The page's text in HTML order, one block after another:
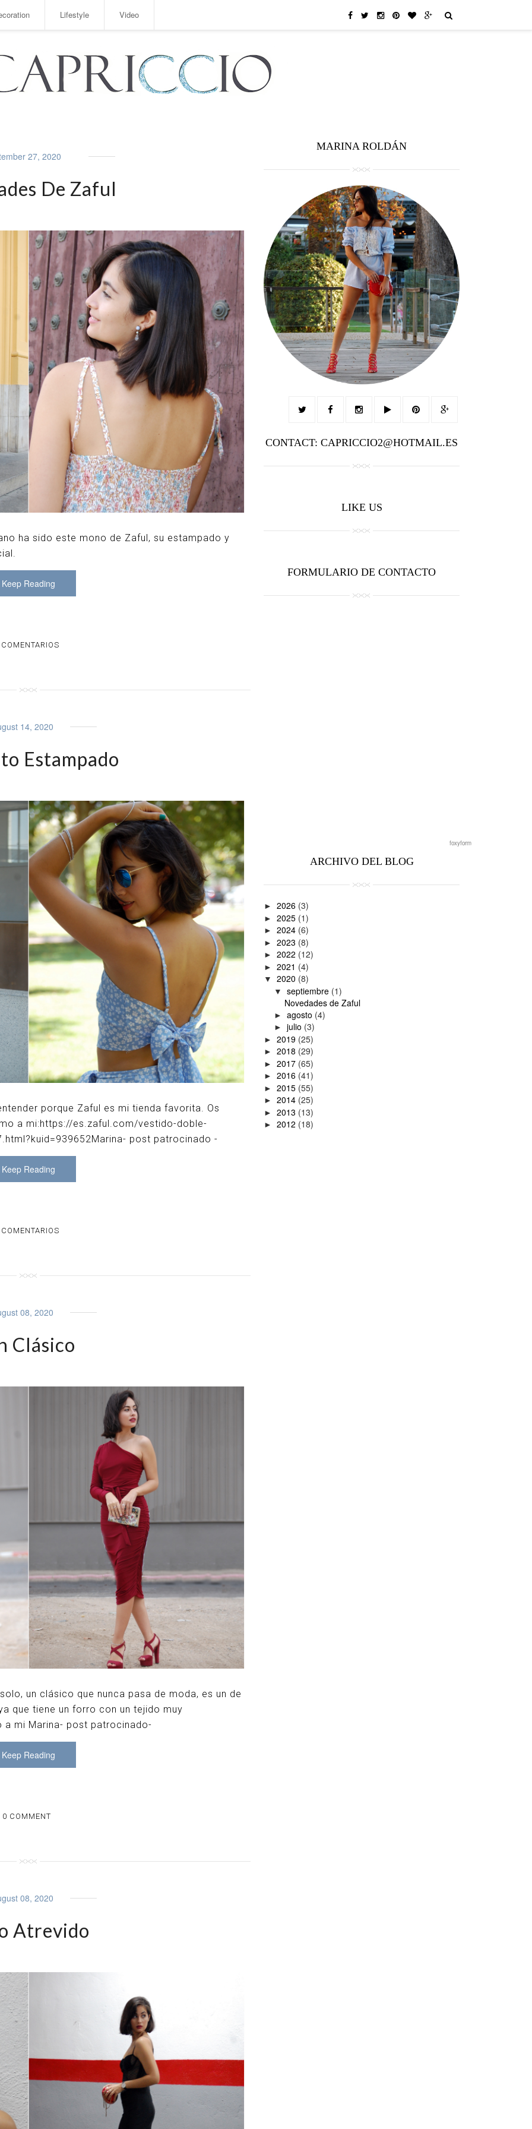
Lifestyle Video
27, 2020
De Zaful
ha sido este mono de Zaful, su estampado y
Keep Reading
14, 2020
Estampado
porque Zaful es mi tienda favorita. Os
a mi:https://es.zaful.com/vestido-doble-
post patrocinado -
Keep Reading
08, 2020
Clásico
un clásico que nunca pasa de moda, es un de
que tiene un forro con un tejido muy
mi Marina- post patrocinado-
Keep Reading
0 COMMENT
08, 2020
Atrevido
MARINA ROLDÁN
CONTACT: CAPRICCIO2@HOTMAIL.ES
LIKE US
FORMULARIO DE CONTACTO
foxyform
ARCHIVO DEL BLOG
► 2026 (3)
► 2025 (1)
► 2024 (6)
► 2023 (8)
► 2022 (12)
► 2021 (4)
▼ 2020 (8)
▼ septiembre (1)
Novedades de Zaful
► agosto (4)
► julio (3)
► 2019 (25)
► 2018 (29)
► 2017 (65)
► 2016 (41)
► 2015 (55)
► 2014 (25)
► 2013 (13)
► 2012 (18)